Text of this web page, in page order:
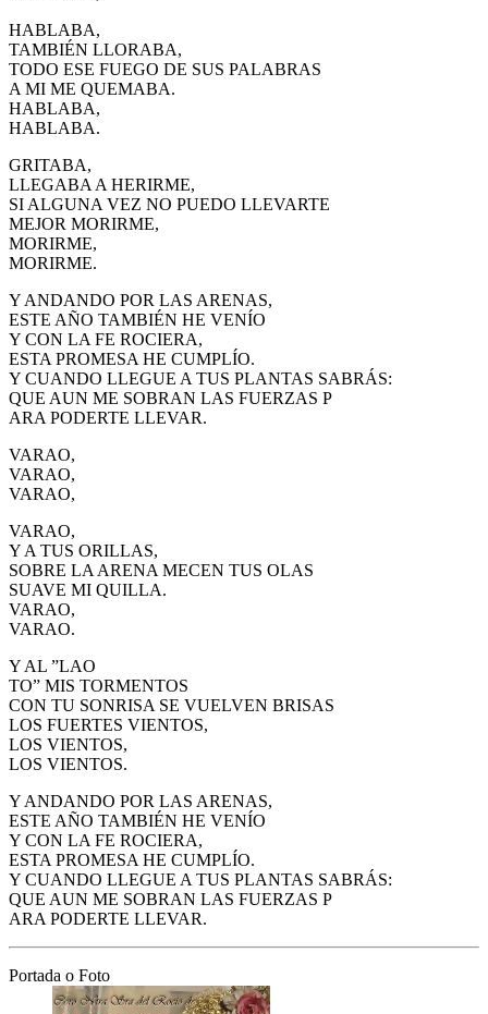
HABLABA,
TAMBIÉN LLORABA,
TODO ESE FUEGO DE SUS PALABRAS
A MI ME QUEMABA.
HABLABA,
HABLABA.
GRITABA,
LLEGABA A HERIRME,
SI ALGUNA VEZ NO PUEDO LLEVARTE
MEJOR MORIRME,
MORIRME,
MORIRME.
Y ANDANDO POR LAS ARENAS,
ESTE AÑO TAMBIÉN HE VENÍO
Y CON LA FE ROCIERA,
ESTA PROMESA HE CUMPLÍO.
Y CUANDO LLEGUE A TUS PLANTAS SABRÁS:
QUE AUN ME SOBRAN LAS FUERZAS P
ARA PODERTE LLEVAR.
VARAO,
VARAO,
VARAO,
VARAO,
Y A TUS ORILLAS,
SOBRE LA ARENA MECEN TUS OLAS
SUAVE MI QUILLA.
VARAO,
VARAO.
Y AL ”LAO
TO” MIS TORMENTOS
CON TU SONRISA SE VUELVEN BRISAS
LOS FUERTES VIENTOS,
LOS VIENTOS,
LOS VIENTOS.
Y ANDANDO POR LAS ARENAS,
ESTE AÑO TAMBIÉN HE VENÍO
Y CON LA FE ROCIERA,
ESTA PROMESA HE CUMPLÍO.
Y CUANDO LLEGUE A TUS PLANTAS SABRÁS:
QUE AUN ME SOBRAN LAS FUERZAS P
ARA PODERTE LLEVAR.
Portada o Foto